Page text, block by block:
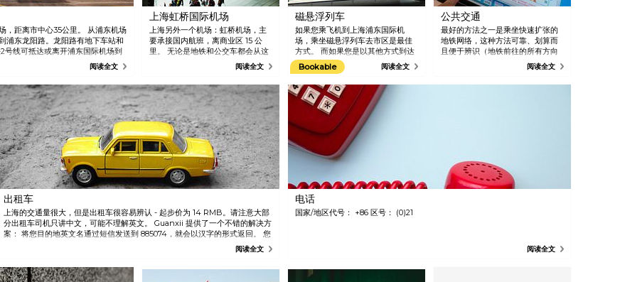
，距离市中心35公里。 从浦东机场
浦东龙阳路。龙阳路有地下车站和
号线可抵达或离开浦东国际机场到
，每8.5分钟一班。上海地铁资
。 从浦东机场乘坐出租车到市
文书写您的目的地。 此外，机场都
些主要酒店都设有办事处，可以帮
阅读全文
上海虹桥国际机场
上海另外一个机场：虹桥机场，主
要承接国内航班，离商业区 15 公
里。 无论是地铁和公交车都会从这
个机场出发。 如果您是从虹桥机场
乘坐出租车到市中心需30至45分
钟，请全部用中文书写目的地。 此
外，机场都有开往市区各区域的穿
梭巴士。在机场里一些主要酒店都
设有办事处，可以帮您安排转乘。
阅读全文
磁悬浮列车
如果您乘飞机到上海浦东国际机
场，乘坐磁悬浮列车去市区是最佳
方式。 而如果您是以其他方式到达
上海，最好也特地来试一试。 磁悬
浮列车是中国充满未来色彩的磁悬
浮列车，是其技术领域内速度最快
的交通方式。 这次旅途只需几分
钟，但是在这几分钟里列车最快会
到达每小时 430 公里的速度。
Bookable 阅读全文
公共交通
最好的方法之一是乘坐快速扩张的
地铁网络，这种方法可靠、划算而
且便于辨识（地铁前往的所有方向
都会用中英双语标明）。 巴士通常
比较拥挤，而且对于不讲汉语的人
而言可能不容易辨认。 您可以乘坐
阅读全文
出租车
上海的交通量很大，但是出租车很容易辨认 - 起步价为 14 RMB。请注意大部
分出租车司机只讲中文，可能不理解英文。 Guanxii 提供了一个不错的解决方
案： 将您目的地英文名通过短信发送到 885074，就会以汉字的形式返回。 您
阅读全文
电话
国家/地区代号： +86 区号： (0)21
阅读全文